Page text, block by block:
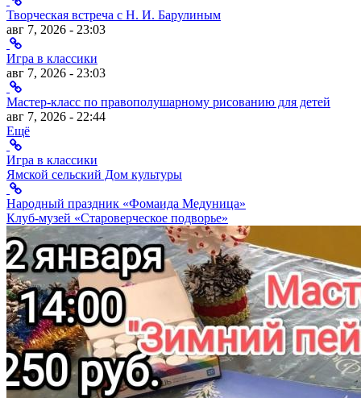
Творческая встреча с Н. И. Барулиным
авг 7, 2026 - 23:03
Игра в классики
авг 7, 2026 - 23:03
Мастер-класс по правополушарному рисованию для детей
авг 7, 2026 - 22:44
Ещё
Игра в классики
Ямской сельский Дом культуры
Народный праздник «Фомаида Медуница»
Клуб-музей «Староверческое подворье»